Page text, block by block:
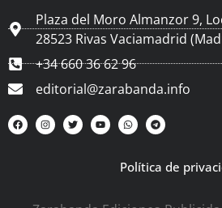
Plaza del Moro Almanzor 9,
28523 Rivas Vaciamadrid
+34 660 36 62 96
editorial@zarabanda.info
Política de